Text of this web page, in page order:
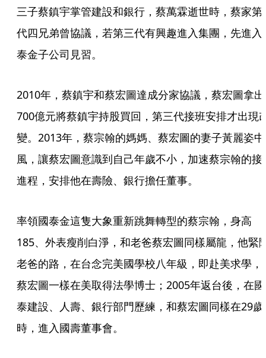
三子蔡鎮宇掌管建設和銀行，蔡萬霖逝世時，蔡家第
代四兄弟曾協議，若第三代有興趣進入集團，先進入
泰金子公司見習。
2010年，蔡鎮宇和蔡宏圖達成分家協議，蔡宏圖拿出
700億元將蔡鎮宇持股買回，第三代接班安排才出現
變。2013年，蔡宗翰的媽媽、蔡宏圖的妻子黃麗姿中
風，讓蔡宏圖意識到自己年歲不小，加速蔡宗翰的接
進程，安排他在壽險、銀行擔任董事。
率領國泰金這隻大象重新跳舞轉型的蔡宗翰，身高
185、外表瘦削白淨，和老爸蔡宏圖同樣屬龍，他緊
老爸的路，在台念完美國學校八年級，即赴美求學，
蔡宏圖一樣在美取得法學博士；2005年返台後，在國
泰建設、人壽、銀行部門歷練，和蔡宏圖同樣在29歲
時，進入國壽董事會。